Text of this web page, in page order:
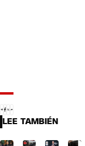
LEE TAMBIÉN